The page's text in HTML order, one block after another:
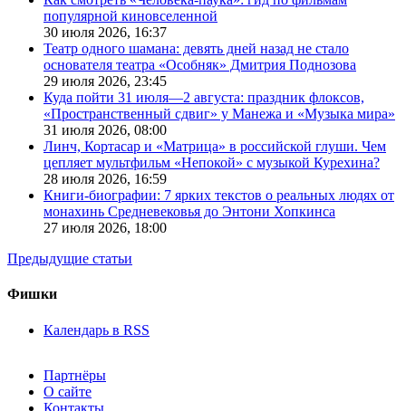
популярной киновселенной
30 июля 2026, 16:37
Театр одного шамана: девять дней назад не стало
основателя театра «Особняк» Дмитрия Поднозова
29 июля 2026, 23:45
Куда пойти 31 июля—2 августа: праздник флоксов,
«Пространственный сдвиг» у Манежа и «Музыка мира»
31 июля 2026, 08:00
Линч, Кортасар и «Матрица» в российской глуши. Чем
цепляет мультфильм «Непокой» с музыкой Курехина?
28 июля 2026, 16:59
Книги-биографии: 7 ярких текстов о реальных людях от
монахинь Средневековья до Энтони Хопкинса
27 июля 2026, 18:00
Предыдущие статьи
Фишки
Календарь в RSS
Партнёры
О сайте
Контакты